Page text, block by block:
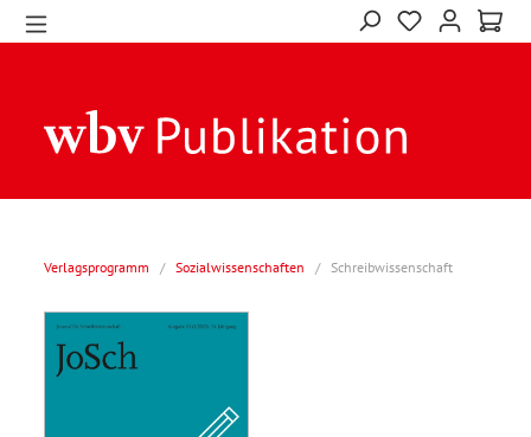
Verlagsprogramm / Sozialwissenschaften / Schreibwissenschaft